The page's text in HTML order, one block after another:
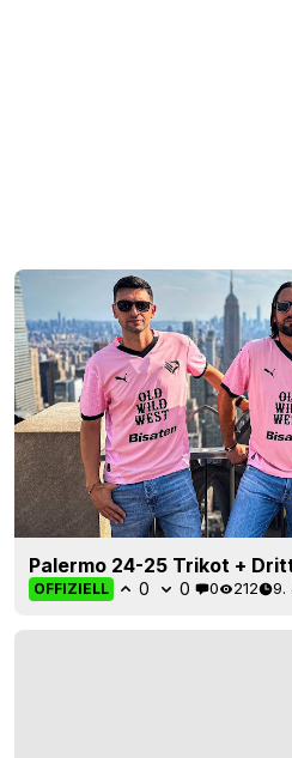
Palermo 24-25 Trikot +
OFFIZIELL 0 0 0 212 9.